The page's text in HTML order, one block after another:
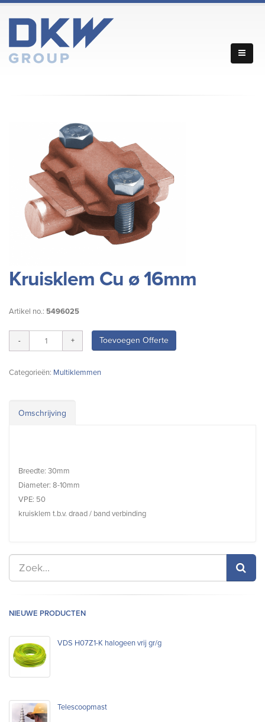
Kruisklem Cu ø 16mm
Artikel no.: 5496025
Toevoegen Offerte
Categorieën: Multiklemmen
Omschrijving
Breedte: 30mm
Diameter: 8-10mm
VPE: 50
kruisklem t.b.v. draad / band verbinding
NIEUWE PRODUCTEN
VDS H07Z1-K halogeen vrij gr/g
Telescoopmast